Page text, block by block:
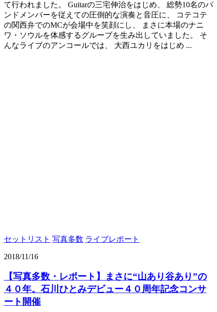
て行われました。 Guitarの三宅伸治をはじめ、 総勢10名のバ
ンドメンバーを従えての圧倒的な演奏と音圧に、 コテコテ
の関西弁でのMCが会場中を笑顔にし、 まさに本場のナニ
ワ・ソウルを体感するグルーブを生み出していました。 そ
んなライブのアンコールでは、 大西ユカリをはじめ ...
セットリスト 写真多数 ライブレポート
2018/11/16
【写真多数・レポート】まさに“山あり谷あり”の
４０年。石川ひとみデビュー４０周年記念コンサ
ート開催